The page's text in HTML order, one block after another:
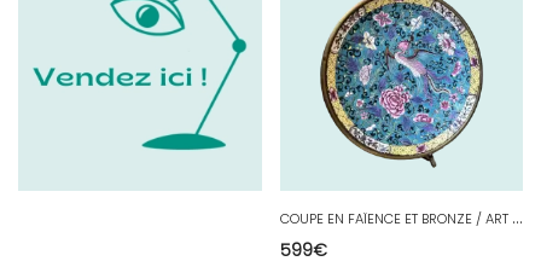
C
OUPE EN FAÏENCE ET BRONZE / ART ASIATIQUE /CHINE
599€